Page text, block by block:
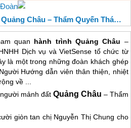
Châu – Thẩm Quyến Tháng 7
quan hành trình Quảng Châu –
Dịch vụ và VietSense tổ chức từ
là một trong những đoàn khách ghép
Hướng dẫn viên thân thiện, nhiệt
về ...
mảnh đất Quảng Châu – Thẩm
giòn tan chị Nguyễn Thị Chung cho